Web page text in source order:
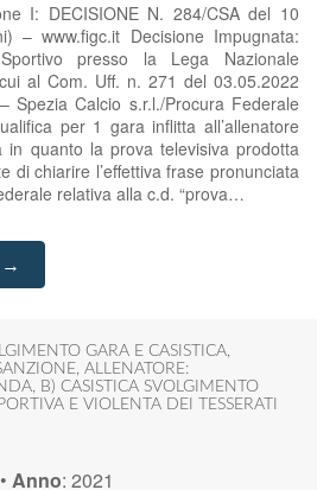
I: DECISIONE N. 284/CSA del 10
– www.figc.it Decisione Impugnata:
presso la Lega Nazionale
al Com. Uff. n. 271 del 03.05.2022
Spezia Calcio s.r.l./Procura Federale
per 1 gara inflitta all’allenatore
in quanto la prova televisiva prodotta
di chiarire l’effettiva frase pronunciata
relativa alla c.d. “prova…
→
GARA E CASISTICA,
, ALLENATORE:
, B) CASISTICA SVOLGIMENTO
E VIOLENTA DEI TESSERATI
• Anno: 2021